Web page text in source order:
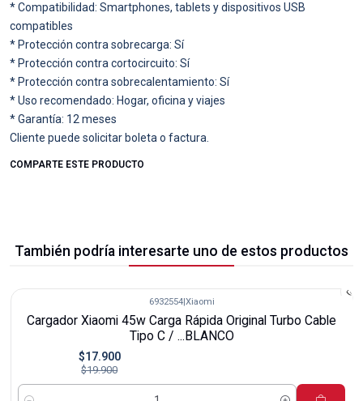
* Compatibilidad: Smartphones, tablets y dispositivos USB
compatibles
* Protección contra sobrecarga: Sí
* Protección contra cortocircuito: Sí
* Protección contra sobrecalentamiento: Sí
* Uso recomendado: Hogar, oficina y viajes
* Garantía: 12 meses
Cliente puede solicitar boleta o factura.
COMPARTE ESTE PRODUCTO
También podría interesarte uno de estos productos
6932554|Xiaomi
Cargador Xiaomi 45w Carga Rápida Original Turbo Cable
Tipo C / ...BLANCO
$17.900
$19.900